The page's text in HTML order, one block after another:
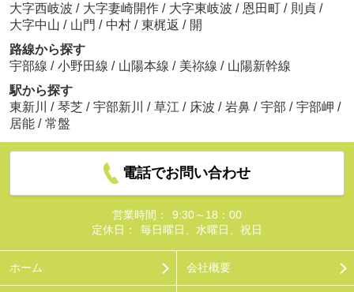
大字西岐波 / 大字妻崎開作 / 大字東岐波 / 恩田町 / 則貞 /
大字中山 / 山門 / 中村 / 東梶返 / 開
路線から探す
宇部線 / 小野田線 / 山陽本線 / 美祢線 / 山陽新幹線
駅から探す
東新川
/ 琴芝 / 宇部新川 / 草江 / 床波 / 岩鼻 / 宇部 / 宇部岬 /
居能 / 常盤
電話でお問い合わせ
営業時間：
9:30～18：00
定休日：
毎日曜日、水曜日、祝日
ホーム 会社概要